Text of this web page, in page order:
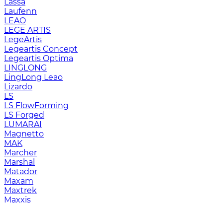
Laufenn
LEAO
LEGE ARTIS
LegeArtis
Legeartis Concept
Legeartis Optima
LINGLONG
LingLong Leao
Lizardo
LS
LS FlowForming
LS Forged
LUMARAI
Magnetto
MAK
Marcher
Marshal
Matador
Maxam
Maxtrek
Maxxis